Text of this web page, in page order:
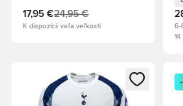
17,95 €24,95 €
K dispozícii veľa veľkostí
6-
14
Otvorí modál na prihlásenie